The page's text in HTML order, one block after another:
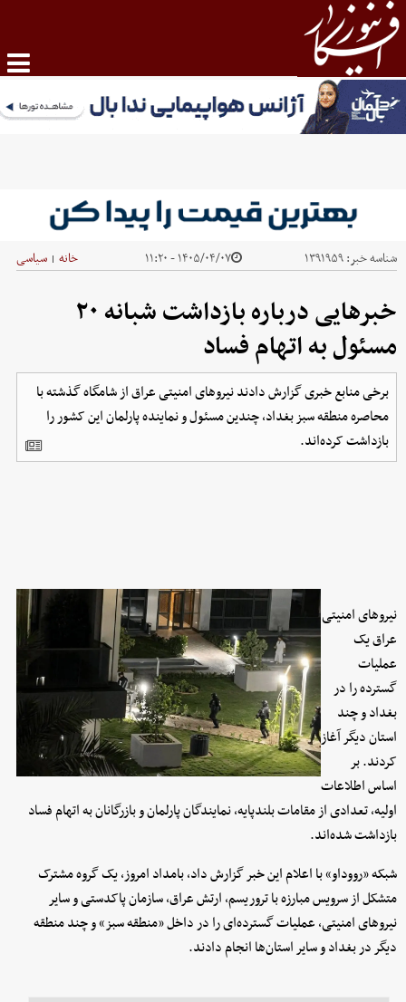
شناسه خبر:۱۳۹۱۹۵۹ ۱۴۰۵/۰۴/۰۷ - ۱۱:۲۰ خانه | سیاسی
خبرهایی درباره بازداشت شبانه ۲۰
مسئول به اتهام فساد
برخی منابع خبری گزارش دادند نیروهای امنیتی عراق از شامگاه گذشته با
محاصره منطقه سبز بغداد، چندین مسئول و نماینده پارلمان این کشور را
بازداشت کرده‌اند.
نیروهای امنیتی
عراق یک
عملیات
گسترده را در
بغداد و چند
استان دیگر آغاز
کردند. بر
اساس اطلاعات
اولیه، تعدادی از مقامات بلندپایه، نمایندگان پارلمان و بازرگانان به اتهام فساد
بازداشت شده‌اند.
شبکه «رووداو» با اعلام این خبر گزارش داد، بامداد امروز، یک گروه مشترک
متشکل از سرویس مبارزه با تروریسم، ارتش عراق، سازمان پاکدستی و سایر
نیروهای امنیتی، عملیات گسترده‌ای را در داخل «منطقه سبز» و چند منطقه
دیگر در بغداد و سایر استان‌ها انجام دادند.